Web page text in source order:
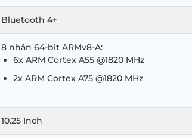
Bluetooth 4+
8 nhân 64-bit ARMv8-A:
6x ARM Cortex A55 @1820 MHz
2x ARM Cortex A75 @1820 MHz
10.25 Inch